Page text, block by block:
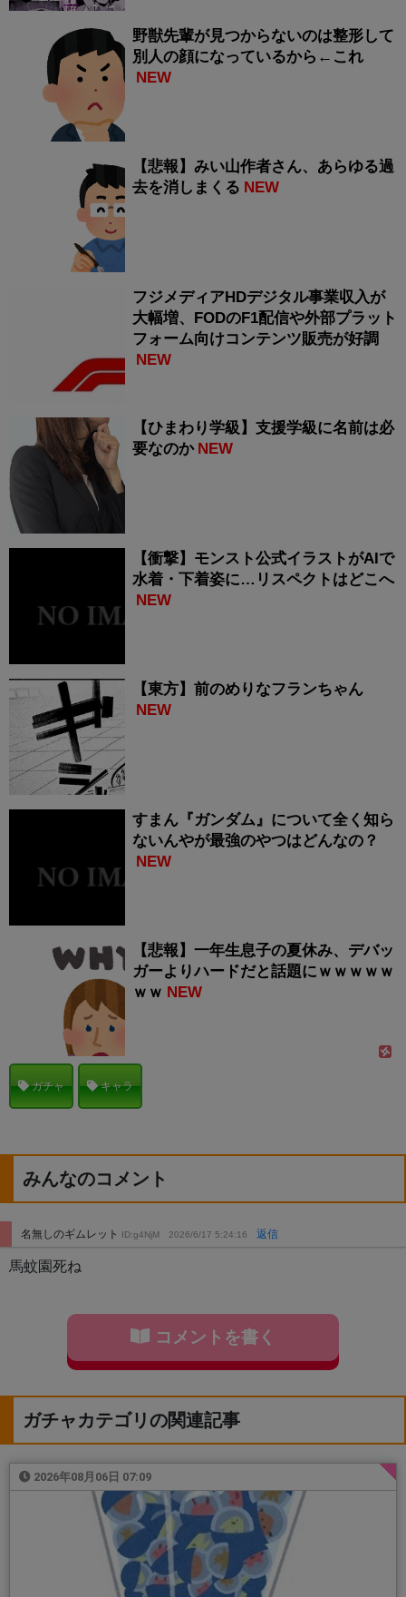
野獣先輩が見つからないのは整形して
別人の顔になっているから←これ
NEW
【悲報】みい山作者さん、あらゆる過
去を消しまくる NEW
フジメディアHDデジタル事業収入が
大幅増、FODのF1配信や外部プラット
フォーム向けコンテンツ販売が好調
NEW
【ひまわり学級】支援学級に名前は必
要なのか NEW
【衝撃】モンスト公式イラストがAIで
水着・下着姿に…リスペクトはどこへ
NEW
【東方】前のめりなフランちゃん
NEW
すまん『ガンダム』について全く知ら
ないんやが最強のやつはどんなの？
NEW
【悲報】一年生息子の夏休み、デバッ
ガーよりハードだと話題にｗｗｗｗｗ
ｗｗ NEW
ガチャ キャラ
みんなのコメント
名無しのギムレット ID:g4NjM 2026/6/17 5:24:16 返信
馬蚊園死ね
コメントを書く
ガチャカテゴリの関連記事
2026年08月06日 07:09